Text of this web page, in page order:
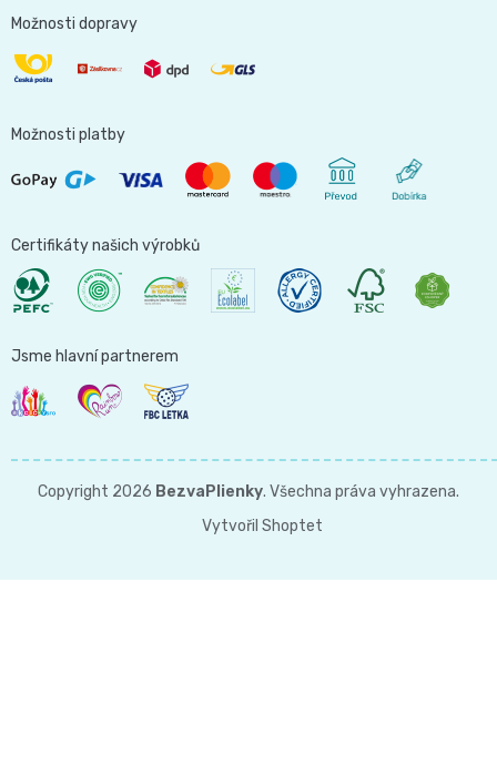
Možnosti dopravy
Možnosti platby
Certifikáty našich výrobků
Jsme hlavní partnerem
Vytvořil Shoptet
Copyright 2026 BezvaPlienky. Všechna práva vyhrazena.